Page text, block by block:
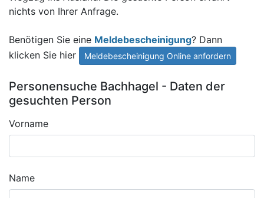
nichts von Ihrer Anfrage.
Benötigen Sie eine Meldebescheinigung? Dann
klicken Sie hier
Meldebescheinigung Online anfordern
Personensuche Bachhagel - Daten der
gesuchten Person
Vorname
Name